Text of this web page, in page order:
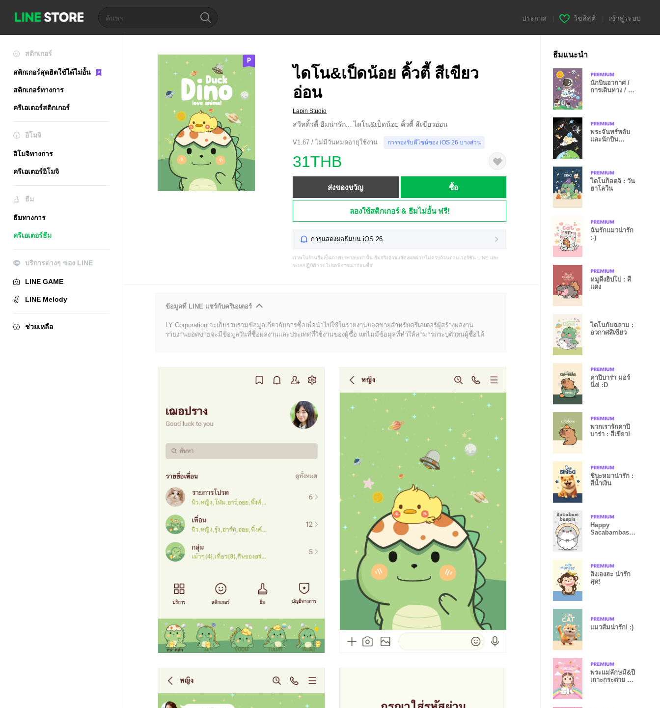
ประกาศ วิชลิสต์ เข้าสู่ระบบ
สติกเกอร์
สติกเกอร์สุดฮิตใช้ได้ไม่อั้น
สติกเกอร์ทางการ
ครีเอเตอร์สติกเกอร์
อิโมจิ
อิโมจิทางการ
ครีเอเตอร์อิโมจิ
ธีม
ธีมทางการ
ครีเอเตอร์ธีม
บริการต่างๆ ของ LINE
LINE GAME
LINE Melody
ช่วยเหลือ
ไดโน&เป็ดน้อย คิ้วตี้ สีเขียว
อ่อน
Lapin Studio
สวีทคิ้วตี้ ธีมน่ารัก... ไดโน&เป็ดน้อย คิ้วตี้ สีเขียวอ่อน
V1.67 / ไม่มีวันหมดอายุใช้งาน การรองรับดีไซน์ของ iOS 26 บางส่วน
31THB
ส่งของขวัญ ซื้อ
ลองใช้สติกเกอร์ & ธีมไม่อั้น ฟรี!
การแสดงผลธีมบน iOS 26
ภาพในร้านธีมเป็นภาพประกอบเท่านั้น ธีมจริงอาจแสดงผลต่าง/ไม่ครบถ้วนตามเวอร์ชัน LINE และ
ระบบปฏิบัติการ โปรดพิจารณาก่อนซื้อ
ข้อมูลที่ LINE แชร์กับครีเอเตอร์
LY Corporation จะเก็บรวบรวมข้อมูลเกี่ยวกับการซื้อเพื่อนำไปใช้ในรายงานยอดขายสำหรับครีเอเตอร์ผู้สร้างผลงาน
รายงานยอดขายจะมีข้อมูลวันที่ซื้อผลงานและประเทศที่ใช้งานของผู้ซื้อ แต่ไม่มีข้อมูลที่ทำให้สามารถระบุตัวตนผู้ซื้อได้
ธีมแนะนำ
นักบินอวกาศ /
การเดินทาง / สี
พระจันทร์หลับ
และนักบิน
ไดโนก็อตจิ : วัน
ฮาโลวีน
ฉันรักแมวน่ารัก
:-)
หมูดึ๋งฮิปโป : สี
แดง
ไดโนกับฉลาม :
อวกาศสีเขียว
คาปิบาร่า มอร์
นิ่ง! :D
พวกเรารักคาปิ
บาร่า : สีเขียว!
ชิบะหมาน่ารัก :
สีน้ำเงิน
Happy
Sacabambaspi
ลิงเองฮะ น่ารัก
สุด!
แมวส้มน่ารัก! :)
พระแม่ลักษมี&ปี
เถาะกระต่าย _